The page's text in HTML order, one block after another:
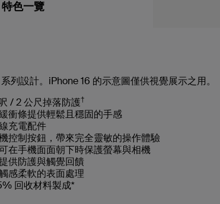
特色一覽
列設計。iPhone 16 的示意圖僅供視覺展示之用。
/ 2 公尺掉落防護†
衝條提供輕鬆且穩固的手感
充電配件
控制按鈕，帶來完全靈敏的操作體驗
在手機面面朝下時保護螢幕與相機
供防護與觸覺回饋
感柔軟的表面處理
回收材料製成*